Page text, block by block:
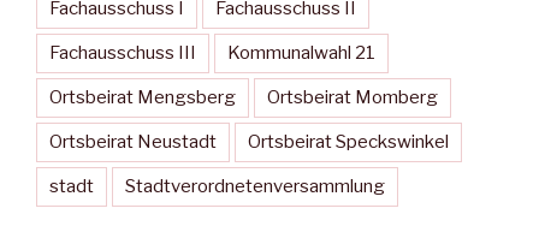
Fachausschuss I Fachausschuss II
Fachausschuss III Kommunalwahl 21
Ortsbeirat Mengsberg Ortsbeirat Momberg
Ortsbeirat Neustadt Ortsbeirat Speckswinkel
stadt Stadtverordnetenversammlung